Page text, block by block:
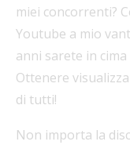
miei concorrenti?
Youtube a mio
anni sarete in
Ottenere
di tutti!
Non importa la